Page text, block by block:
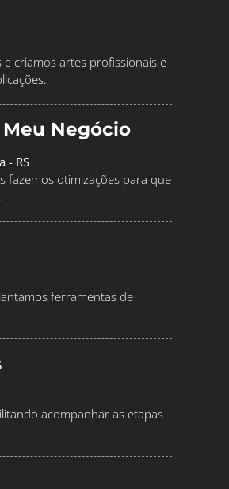
criamos artes profissionais e
Negócio
- RS
fazemos otimizações para que
ferramentas de
acompanhar as etapas